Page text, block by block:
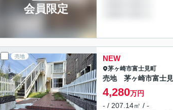
会員限定
売地 NEW
茅ヶ崎市富士見町
売地 茅ヶ崎市富士
4,280万円
- / 207.14㎡ / -